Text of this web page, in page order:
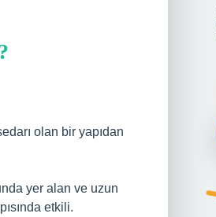
olan bir yapıdan
yer alan ve uzun
etkili.